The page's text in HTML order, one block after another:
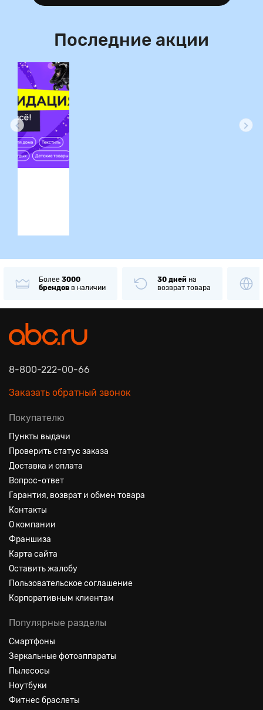
Последние акции
Более 3000
брендов в наличии
30 дней на
возврат товара
8-800-222-00-66
Заказать обратный звонок
Покупателю
Пункты выдачи
Проверить статус заказа
Доставка и оплата
Вопрос-ответ
Гарантия, возврат и обмен товара
Контакты
О компании
Франшиза
Карта сайта
Оставить жалобу
Пользовательское соглашение
Корпоративным клиентам
Популярные разделы
Смартфоны
Зеркальные фотоаппараты
Пылесосы
Ноутбуки
Фитнес браслеты